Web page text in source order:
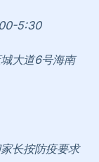
5:30
大道6号海南
长按防疫要求